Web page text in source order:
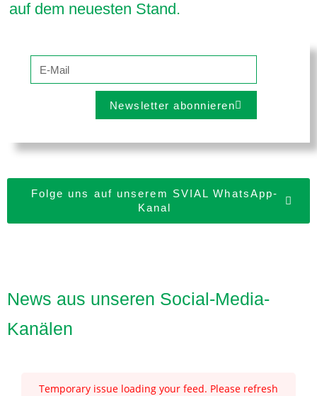
auf dem neuesten Stand.
Newsletter abonnieren
Folge uns auf unserem SVIAL WhatsApp-
Kanal
News aus unseren Social-Media-
Kanälen
Temporary issue loading your feed. Please refresh